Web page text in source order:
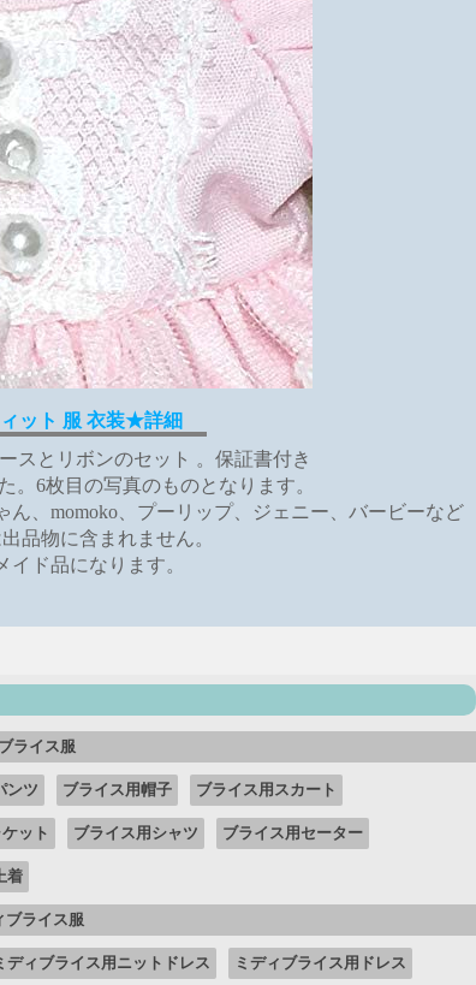
ット 服 衣装★詳細
スとリボンのセット 。保証書付き
。6枚目の写真のものとなります。
、momoko、プーリップ、ジェニー、バービーなど
品物に含まれません。
イド品になります。
ライス服
ンツ ブライス用帽子 ブライス用スカート
ット ブライス用シャツ ブライス用セーター
着
ブライス服
ディブライス用ニットドレス ミディブライス用ドレス